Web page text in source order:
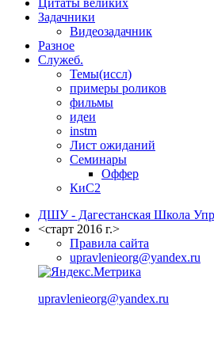
Задачники
Видеозадачник
Разное
Служеб.
Темы(иссл)
примеры роликов
фильмы
идеи
instm
Лист ожиданий
Семинары
Оффер
КиС2
ДШУ - Дагестанская Школа
<старт 2016 г.>
Правила сайта
upravlenieorg@yandex.ru
upravlenieorg@yandex.ru